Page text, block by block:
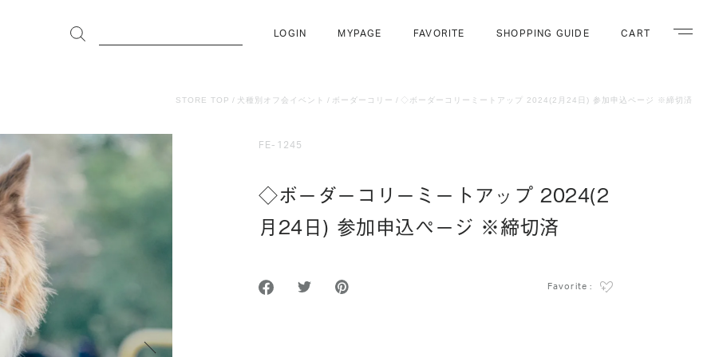
LOGIN MYPAGE FAVORITE SHOPPING GUIDE CART ナビゲ
STORE TOP 犬種別オフ会イベント ボーダーコリー ◇ボーダーコリーミートアップ 2024(2月24日) 参加申込ページ ※締切済
FE-1245
◇ボーダーコリーミートアップ 2024(2
月24日) 参加申込ページ ※締切済
Favorite :